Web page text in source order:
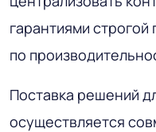
гарантиями
по
Поставка решений
осуществляется